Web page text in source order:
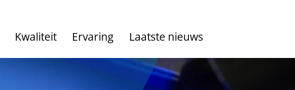
Kwaliteit Ervaring Laatste nieuws